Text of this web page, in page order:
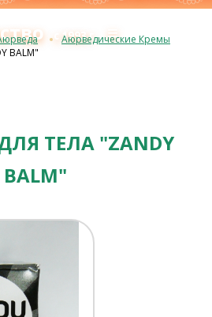
с 1993 г.≡
Аюрведические Кремы
BALM"
ТЕЛА "ZANDY
BALM"